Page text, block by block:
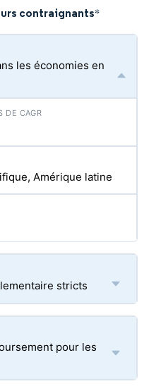
contraignants*
les économies en
Amérique latine
stricts
pour les